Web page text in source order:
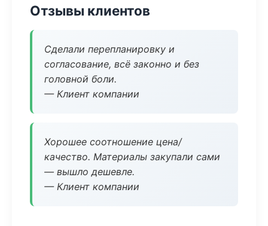
Отзывы клиентов
Сделали перепланировку и
согласование, всё законно и без
головной боли.
— Клиент компании
Хорошее соотношение цена/
качество. Материалы закупали сами
— вышло дешевле.
— Клиент компании